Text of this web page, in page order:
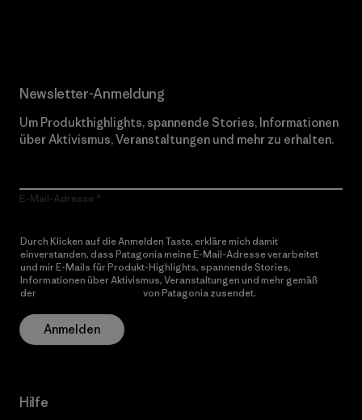
Newsletter-Anmeldung
Um Produkthighlights, spannende Stories, Informationen
über Aktivismus, Veranstaltungen und mehr zu erhalten.
E-Mail-Adresse
Durch Klicken auf die Anmelden Taste, erkläre mich damit
einverstanden, dass Patagonia meine E-Mail-Adresse verarbeitet
und mir E-Mails für Produkt-Highlights, spannende Stories,
Informationen über Aktivismus, Veranstaltungen und mehr gemäß
der
von Patagonia zusendet.
Anmelden
Hilfe